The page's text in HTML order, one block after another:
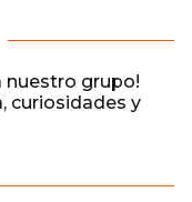
nuestro grupo!
curiosidades y